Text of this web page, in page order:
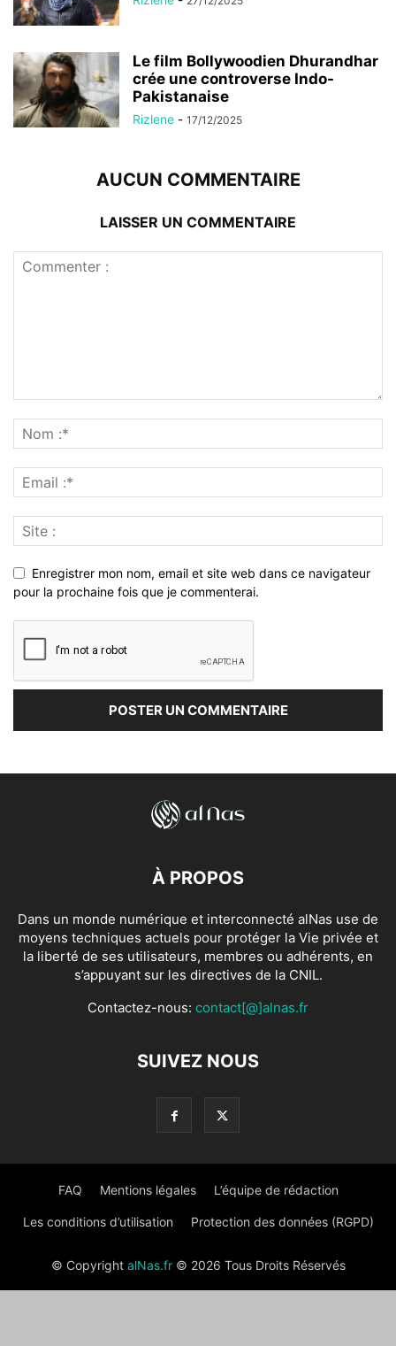
Le film Bollywoodien Dhurandhar
crée une controverse Indo-
Pakistanaise
Rizlene - 17/12/2025
AUCUN COMMENTAIRE
LAISSER UN COMMENTAIRE
Enregistrer mon nom, email et site web dans ce navigateur
pour la prochaine fois que je commenterai.
À PROPOS
Dans un monde numérique et interconnecté alNas use de
moyens techniques actuels pour protéger la Vie privée et
la liberté de ses utilisateurs, membres ou adhérents, en
s’appuyant sur les directives de la CNIL.
Contactez-nous: contact[@]alnas.fr
SUIVEZ NOUS
FAQ Mentions légales L’équipe de rédaction
Les conditions d’utilisation Protection des données (RGPD)
© Copyright alNas.fr© 2026 Tous Droits Réservés